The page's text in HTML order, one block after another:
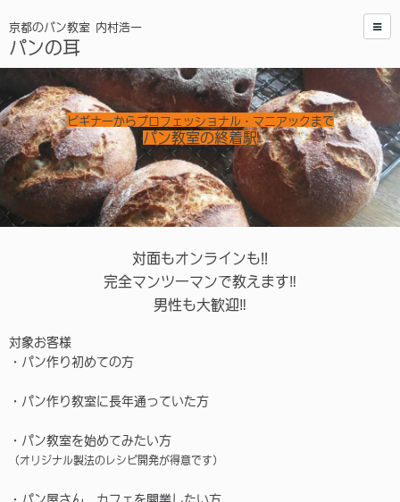
京都のパン教室 内村浩一
パンの耳
ビギナーからプロフェッショナル・マニアックまで
パン教室の終着駅
対面もオンラインも!!
完全マンツーマンで教えます‼︎
男性も大歓迎‼︎
対象お客様
・パン作り初めての方
・パン作り教室に長年通っていた方
・パン教室を始めてみたい方
（オリジナル製法のレシピ開発が得意です）
・パン屋さん、カフェを開業したい方